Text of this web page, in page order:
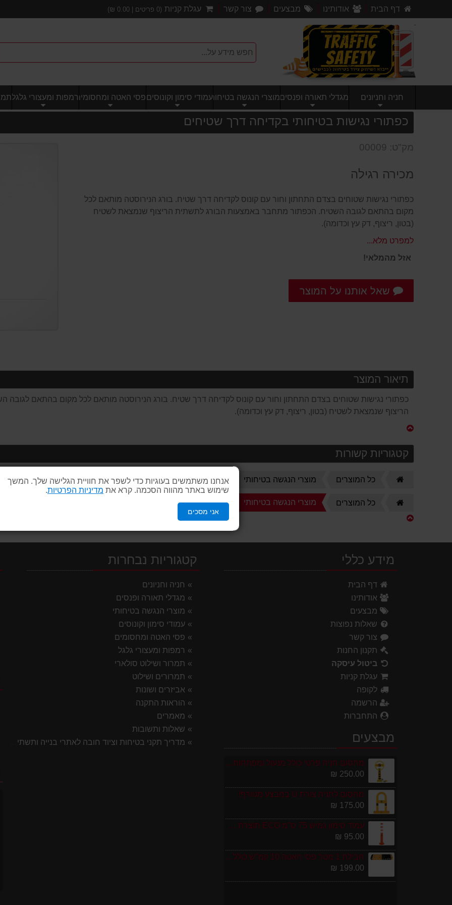
אנחנו משתמשים בעוגיות כדי לשפר את חוויית הגלישה שלך. המשך
שימוש באתר מהווה הסכמה. קרא את מדיניות הפרטיות.
אני מסכים
דף הבית אודותינו מבצעים צור קשר עגלת קניות (
0 פריטים | 0.00
₪)
חניה וחניונים מגדלי תאורה ופנסיםמוצרי הנגשה בטיחותיעמודי סימון וקונוסיםפסי האטה ומחסומיםרמפות ומעצורי גלגל
כפתורי נגישות בטיחותי בקדיחה דרך שטיחים
מק"ט: 00009
מכירה רגילה
כפתורי נגישות שטוחים בצדם התחתון וחור עם קונוס לקדיחה דרך שטיח. בורג הנירוסטה מותאם לכל
מקום בהתאם לגובה השטיח. הכפתור מתחבר באמצעות הבורג לתשתית הריצוף שנמצאת לשטיח
(בטון, ריצוף, דק עץ וכדומה).
למפרט מלא...
אזל מהמלאי!
שאל אותנו על המוצר
תיאור המוצר
כפתורי נגישות שטוחים בצדם התחתון וחור עם קונוס לקדיחה דרך שטיח. בורג הנירוסטה מותאם לכל מקום בהתאם
הריצוף שנמצאת לשטיח (בטון, ריצוף, דק עץ וכדומה).
קטגוריות קשורות
כל המוצרים מוצרי הנגשה בטיחותי מסמרות נגישות / כפתורי נגישות
כל המוצרים מוצרי הנגשה בטיחותי
מידע כללי
דף הבית
אודותינו
מבצעים
שאלות נפוצות
צור קשר
תקנון החנות
ביטול עיסקה
עגלת קניות
לקופה
הרשמה
התחברות
מבצעים
מחסום חניה פרטי כולל מנעול ומפתחות גובה 70 ס"מ
250.00 ₪
מחסום לחניה צורת U במבצע מטורף!
175.00 ₪
עמוד סימון גמיש 75 ס''מ ECO תוצרת אירופה
95.00 ₪
חבילת 1 מטר פסי האטה 10 קמ''ש כולל סופיות מפלסטיק
199.00 ₪
קטגוריות נבחרות
חניה וחניונים
מגדלי תאורה ופנסים
מוצרי הנגשה בטיחותי
עמודי סימון וקונוסים
פסי האטה ומחסומים
רמפות ומעצורי גלגל
תמרור ושילוט סולארי
תמרורים ושילוט
אביזרים ושונות
הוראות התקנה
מאמרים
שאלות ותשובות
מדריך תקני בטיחות וציוד חובה לאתרי בנייה ותשתית 2026